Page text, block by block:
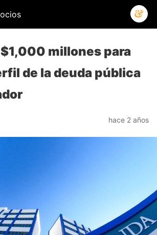
millones para
de la deuda pública
hace 2 años